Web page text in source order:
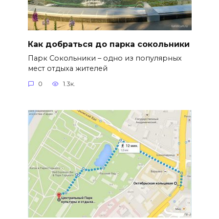
Как добраться до парка сокольники
Парк Сокольники – одно из популярных
мест отдыха жителей
0 1.3к.